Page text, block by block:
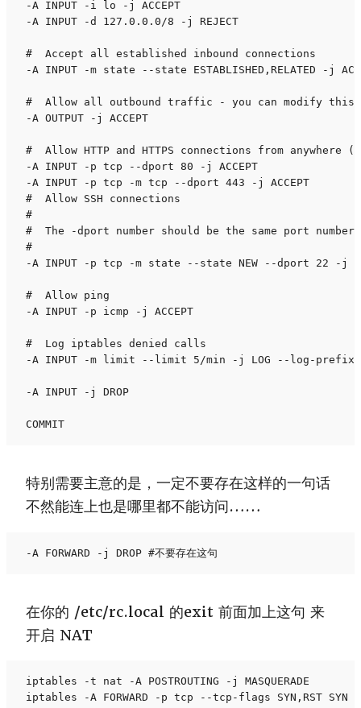
-A INPUT -i lo -j ACCEPT
-A INPUT -d 127.0.0.0/8 -j REJECT
#  Accept all established inbound connections
-A INPUT -m state --state ESTABLISHED,RELATED -j
#  Allow all outbound traffic - you can modify
-A OUTPUT -j ACCEPT
#  Allow HTTP and HTTPS connections from
-A INPUT -p tcp --dport 80 -j ACCEPT
-A INPUT -p tcp -m tcp --dport 443 -j ACCEPT
#  Allow SSH connections
#
#  The -dport number should be the same port
#
-A INPUT -p tcp -m state --state NEW --dport 22 -j
#  Allow ping
-A INPUT -p icmp -j ACCEPT
#  Log iptables denied calls
-A INPUT -m limit --limit 5/min -j LOG --log-
-A INPUT -j DROP
COMMIT
特别需要主意的是，一定不要存在这样的一句话
不然能连上也是哪里都不能访问……
-A FORWARD -j DROP #不要存在这句
在你的 /etc/rc.local 的exit 前面加上这句 来
开启 NAT
iptables -t nat -A POSTROUTING -j MASQUERADE
iptables -A FORWARD -p tcp --tcp-flags SYN,RST SYN